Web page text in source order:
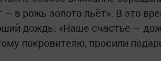
— в рожь золото льёт». В это
дождь: «Наше счастье —
покровителю, просили